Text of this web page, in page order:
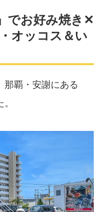
でお好み焼き✕
オッコス＆い
那覇・安謝にある